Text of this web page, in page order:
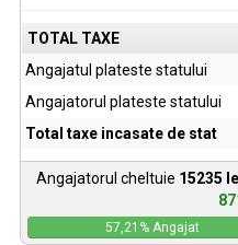
TOTAL TAXE
Angajatul plateste statului
Angajatorul plateste statului
Total taxe incasate de stat
Angajatorul cheltuie 15235
57,21 % Angajat